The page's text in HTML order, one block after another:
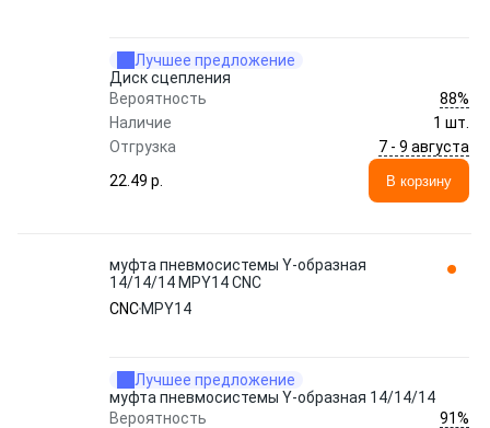
Лучшее предложение
Диск сцепления
Вероятность
88%
Наличие
1 шт.
Отгрузка
7 - 9 августа
22.49 p.
В корзину
муфта пневмосистемы Y-образная
14/14/14 MPY14 CNC
CNC MPY14
Лучшее предложение
муфта пневмосистемы Y-образная 14/14/14
Вероятность
91%